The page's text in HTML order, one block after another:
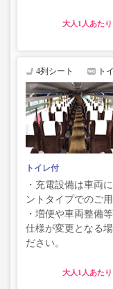
大人
4列シート ト
トイレ付
・充電設備は車両
ントタイプでのご
・増便や車両整備
仕様が変更となる
ださい。
大人